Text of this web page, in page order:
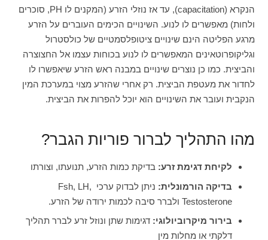
הנקרא (capacitation), עד אז נוזלי הזרע (המקנים לו PH, סוכרים
ולחות) מאפשרים לו לנוע. השינויים הכימים העוברים על הזרע
מרגע הפליטה הינם שינויים ציטופלסמטיים של כולסטרול
וגליקופרוטאינים המאפשרים לו לנוע בכוחות עצמו אל החצוצרה
והביצית. כמו כן נוצרים שינויים במבנה ראש הזרע שיאפשרו לו
לחדור את מעטפת הביצית. רק אחרי שהזרע מצוי במערכת המין
הנקבית ועובר את השינויים הוא יוכל להפרות את הביצית.
מהו התהליך לברור פוריות הגבר?
לקיחת דגימת זרע: בדיקת כמות הזרע, תנועתו, וצורתו
בדיקה הורמונלית:
ניתן לבדוק ערכי Fsh, LH,
Testosterone ולברר סיבה לכמות ירודה של הזרע.
בירור מיקרוביולוגי: דגימות שתן ונוזל זרע לברר תהליך
דלקתי או מחלות מין